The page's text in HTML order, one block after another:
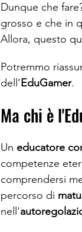
Dunque che
grosso e che in
Allora, questo
Potremmo
dell’EduGamer.
Ma chi è
Un educatore
competenze
comprendersi
percorso di
nell'